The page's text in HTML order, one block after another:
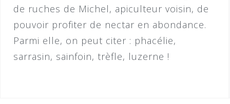
de ruches de Michel, apiculteur voisin, de
pouvoir profiter de nectar en abondance.
Parmi elle, on peut citer : phacélie,
sarrasin, sainfoin, trèfle, luzerne !